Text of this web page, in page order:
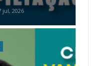
jul, 2026